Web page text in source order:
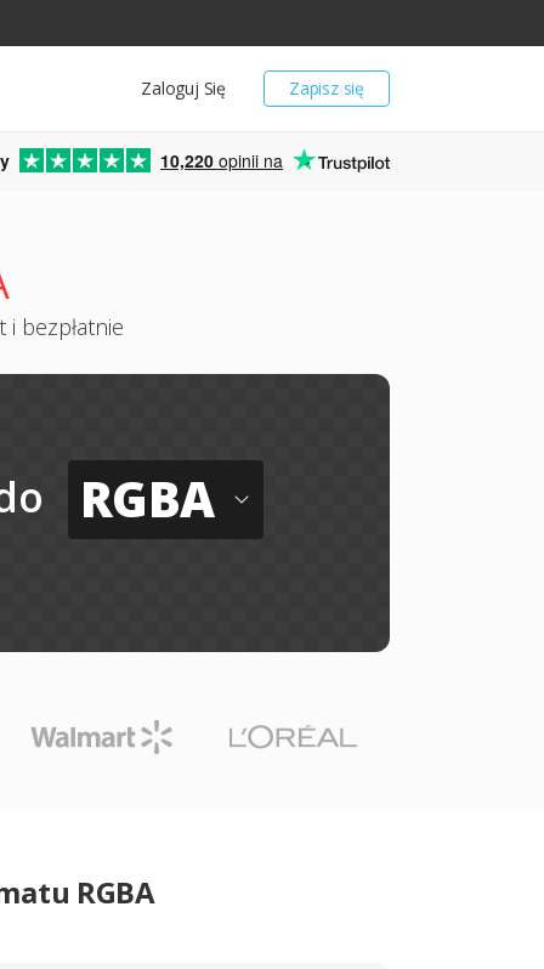
Zapisz się
Zaloguj Się
10,220 opinii na
bezpłatnie
RGBA
RGBA